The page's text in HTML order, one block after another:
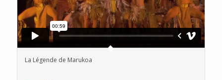
La Légende de Marukoa